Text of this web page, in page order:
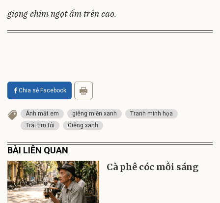
giọng chim ngọt ấm trên cao.
Chia sẻ Facebook
Ánh mắt em giêng miền xanh
Tranh minh họa
Trái tim tôi
Giêng xanh
BÀI LIÊN QUAN
Cà phê cóc mỗi sáng